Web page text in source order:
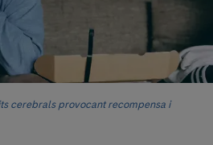
cerebrals provocant recompensa i